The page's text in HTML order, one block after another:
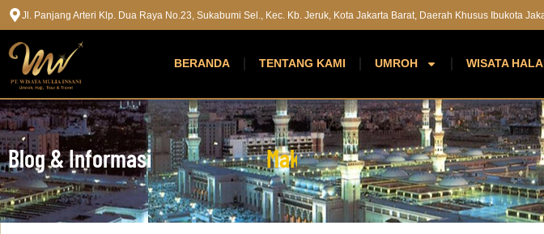
Jl. Panjang Arteri Klp. Dua Raya No.23, Sukabumi Sel., Kec. Kb. Jeruk, Kota Jakarta Barat, Daerah Khusus Ibukota
BERANDA TENTANG KAMI UMROH WISATA
Blog & Informasi MakkahMadinah